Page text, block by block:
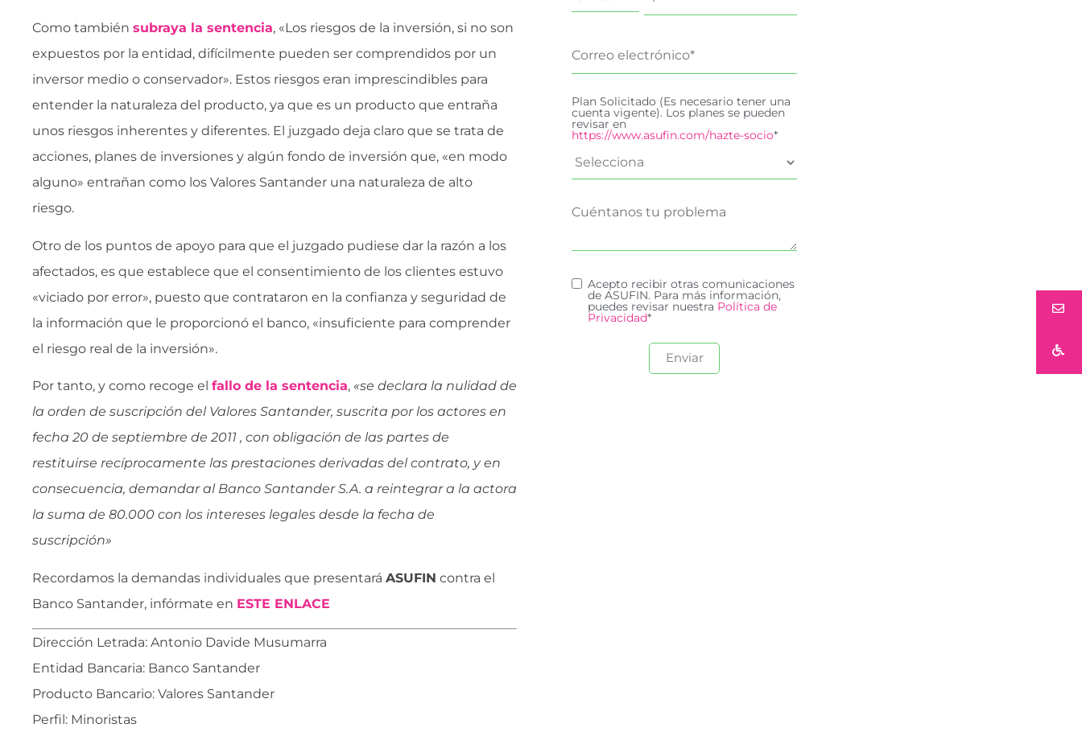
Como también subraya la sentencia, «Los riesgos de la inversión, si no son
expuestos por la entidad, difícilmente pueden ser comprendidos por un
inversor medio o conservador». Estos riesgos eran imprescindibles para
entender la naturaleza del producto, ya que es un producto que entraña
unos riesgos inherentes y diferentes. El juzgado deja claro que se trata de
acciones, planes de inversiones y algún fondo de inversión que, «en modo
alguno» entrañan como los Valores Santander una naturaleza de alto
riesgo.
Otro de los puntos de apoyo para que el juzgado pudiese dar la razón a los
afectados, es que establece que el consentimiento de los clientes estuvo
«viciado por error», puesto que contrataron en la confianza y seguridad de
la información que le proporcionó el banco, «insuficiente para comprender
el riesgo real de la inversión».
Por tanto, y como recoge el fallo de la sentencia, «se declara la nulidad de
la orden de suscripción del Valores Santander, suscrita por los actores en
fecha 20 de septiembre de 2011 , con obligación de las partes de
restituirse recíprocamente las prestaciones derivadas del contrato, y en
consecuencia, demandar al Banco Santander S.A. a reintegrar a la actora
la suma de 80.000 con los intereses legales desde la fecha de
suscripción»
Recordamos la demandas individuales que presentará ASUFIN contra el
Banco Santander, infórmate en ESTE ENLACE
Dirección Letrada: Antonio Davide Musumarra
Entidad Bancaria: Banco Santander
Producto Bancario: Valores Santander
Perfil: Minoristas
Plan Solicitado (Es necesario tener una
cuenta vigente). Los planes se pueden
revisar en
https://www.asufin.com/hazte-socio*
Acepto recibir otras comunicaciones
de ASUFIN. Para más información,
puedes revisar nuestra Política de
Privacidad*